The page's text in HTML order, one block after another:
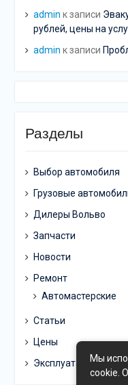
admin к записи
рублей, цены на
admin к записи
Разделы
Выбор автомобиля
Грузовые
Дилеры Вольво
Запчасти
Новости
Ремонт
Автомастерские
Статьи
Цены
ЭксплуатацияМы
cookie.